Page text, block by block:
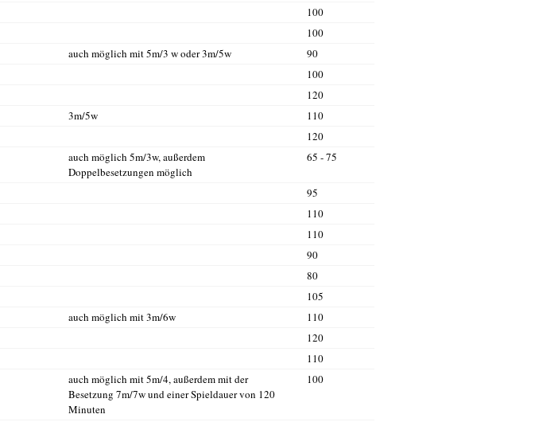
100
100
auch möglich mit 5m/3 w oder 3m/5w
90
100
120
3m/5w
110
120
auch möglich 5m/3w, außerdem
Doppelbesetzungen möglich
65 - 75
95
110
110
90
80
105
auch möglich mit 3m/6w
110
120
110
auch möglich mit 5m/4, außerdem mit der
Besetzung 7m/7w und einer Spieldauer von 120
Minuten
100